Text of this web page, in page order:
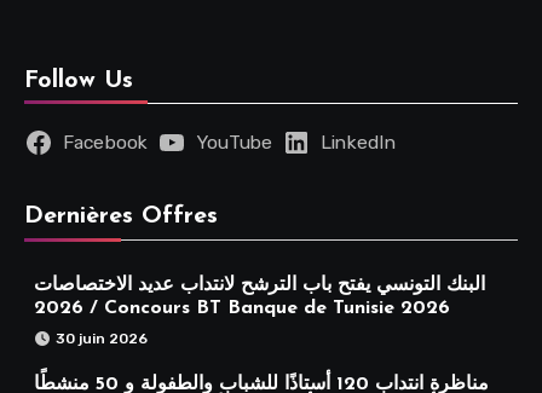
Follow Us
Facebook YouTube LinkedIn
Dernières Offres
البنك التونسي يفتح باب الترشح لانتداب عديد الاختصاصات
2026 / Concours BT Banque de Tunisie 2026
30 juin 2026
مناظرة انتداب 120 أستاذًا للشباب والطفولة و 50 منشطًا